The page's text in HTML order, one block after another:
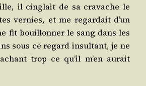
il cin­glait de sa cra­vache le
ver­nies, et me regar­dait d’un
fit bouillon­ner le sang dans les
sous ce regard insul­tant, je ne
trop ce qu’il m’en aurait